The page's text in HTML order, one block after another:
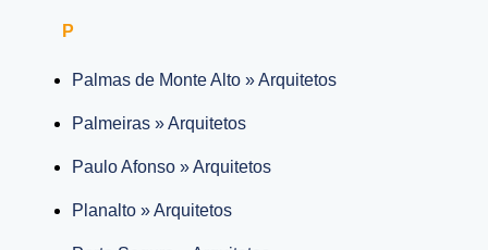
P
Palmas de Monte Alto » Arquitetos
Palmeiras » Arquitetos
Paulo Afonso » Arquitetos
Planalto » Arquitetos